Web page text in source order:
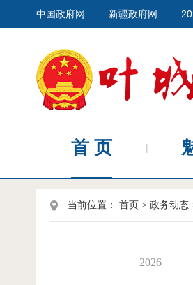
中国政府网 新疆政府网
首 页
当前位置： 首页 > 政务动态
2026